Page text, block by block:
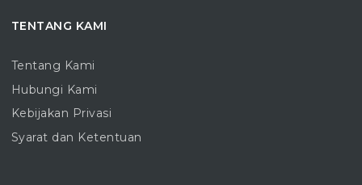
TENTANG KAMI
Tentang Kami
Hubungi Kami
Kebijakan Privasi
Syarat dan Ketentuan